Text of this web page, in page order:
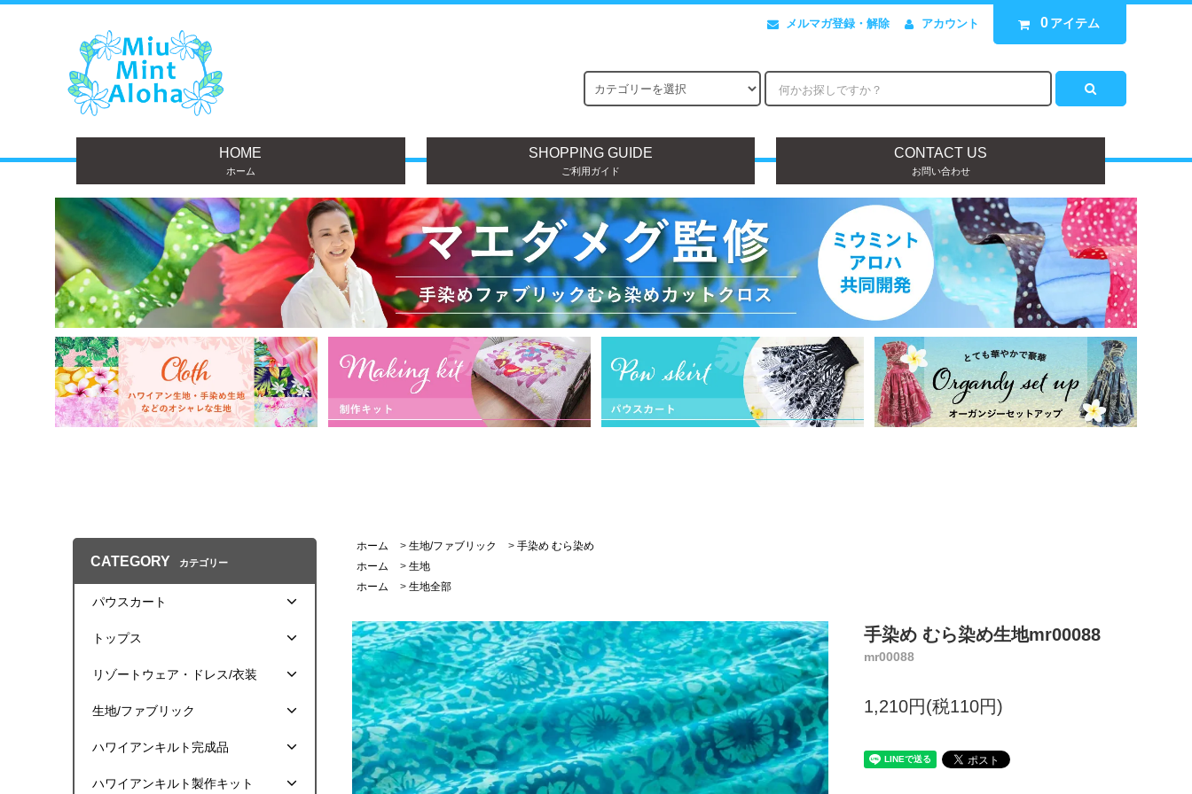
メルマガ登録・解除 アカウント 0 アイテム
HOME
ホーム
SHOPPING GUIDE
ご利用ガイド
CONTACT US
お問い合わせ
ホーム > 生地/ファブリック > 手染め むら染め
ホーム
> 生地
ホーム
> 生地全部
手染め むら染め生地mr00088
mr00088
1,210円(税110円)
CATEGORY カテゴリー
パウスカート
トップス
リゾートウェア・ドレス/衣装
生地/ファブリック
ハワイアンキルト完成品
ハワイアンキルト製作キット